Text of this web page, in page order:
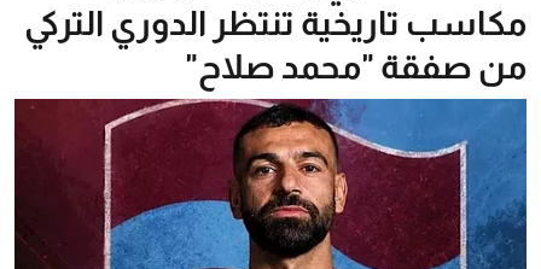
مكاسب تاريخية تنتظر الدوري التركي
من صفقة "محمد صلاح"